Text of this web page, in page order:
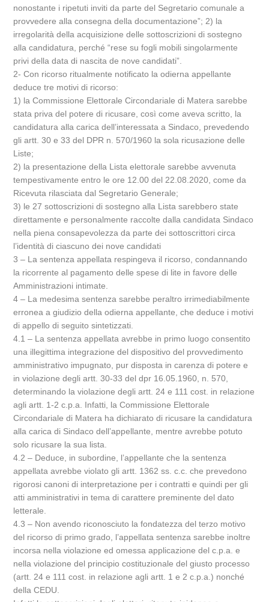
nonostante i ripetuti inviti da parte del Segretario comunale a
provvedere alla consegna della documentazione”; 2) la
irregolarità della acquisizione delle sottoscrizioni di sostegno
alla candidatura, perché “rese su fogli mobili singolarmente
privi della data di nascita de nove candidati”.
2- Con ricorso ritualmente notificato la odierna appellante
deduce tre motivi di ricorso:
1) la Commissione Elettorale Circondariale di Matera sarebbe
stata priva del potere di ricusare, così come aveva scritto, la
candidatura alla carica dell’interessata a Sindaco, prevedendo
gli artt. 30 e 33 del DPR n. 570/1960 la sola ricusazione delle
Liste;
2) la presentazione della Lista elettorale sarebbe avvenuta
tempestivamente entro le ore 12.00 del 22.08.2020, come da
Ricevuta rilasciata dal Segretario Generale;
3) le 27 sottoscrizioni di sostegno alla Lista sarebbero state
direttamente e personalmente raccolte dalla candidata Sindaco
nella piena consapevolezza da parte dei sottoscrittori circa
l’identità di ciascuno dei nove candidati
3 – La sentenza appellata respingeva il ricorso, condannando
la ricorrente al pagamento delle spese di lite in favore delle
Amministrazioni intimate.
4 – La medesima sentenza sarebbe peraltro irrimediabilmente
erronea a giudizio della odierna appellante, che deduce i motivi
di appello di seguito sintetizzati.
4.1 – La sentenza appellata avrebbe in primo luogo consentito
una illegittima integrazione del dispositivo del provvedimento
amministrativo impugnato, pur disposta in carenza di potere e
in violazione degli artt. 30-33 del dpr 16.05.1960, n. 570,
determinando la violazione degli artt. 24 e 111 cost. in relazione
agli artt. 1-2 c.p.a. Infatti, la Commissione Elettorale
Circondariale di Matera ha dichiarato di ricusare la candidatura
alla carica di Sindaco dell’appellante, mentre avrebbe potuto
solo ricusare la sua lista.
4.2 – Deduce, in subordine, l’appellante che la sentenza
appellata avrebbe violato gli artt. 1362 ss. c.c. che prevedono
rigorosi canoni di interpretazione per i contratti e quindi per gli
atti amministrativi in tema di carattere preminente del dato
letterale.
4.3 – Non avendo riconosciuto la fondatezza del terzo motivo
del ricorso di primo grado, l’appellata sentenza sarebbe inoltre
incorsa nella violazione ed omessa applicazione del c.p.a. e
nella violazione del principio costituzionale del giusto processo
(artt. 24 e 111 cost. in relazione agli artt. 1 e 2 c.p.a.) nonché
della CEDU.